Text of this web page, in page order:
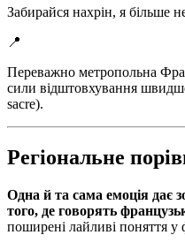
Забирайся нахрін, я більше
📍
Переважно метропольна
сили відштовхування
sacre).
Регіональне
Одна й та сама емоція дає
того, де говорять
поширені лайливі поняття у